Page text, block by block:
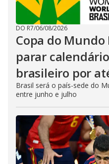
DO R7/06/08/2026
Copa do
parar
brasileiro por
Brasil será o país-sede do
entre junho e julho